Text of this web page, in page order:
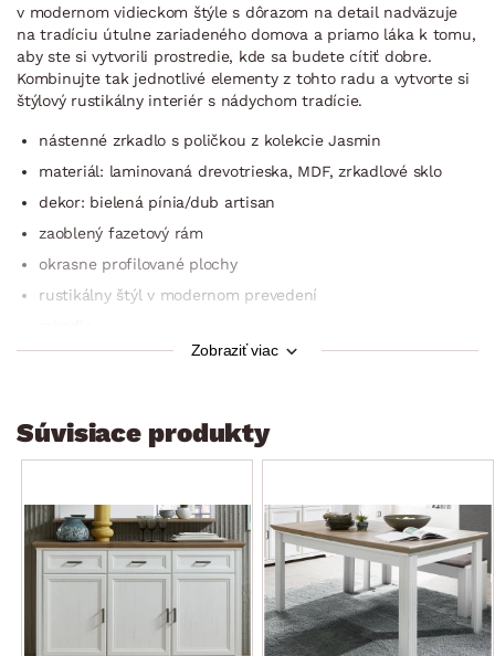
v modernom vidieckom štýle s dôrazom na detail nadväzuje
na tradíciu útulne zariadeného domova a priamo láka k tomu,
aby ste si vytvorili prostredie, kde sa budete cítiť dobre.
Kombinujte tak jednotlivé elementy z tohto radu a vytvorte si
štýlový rustikálny interiér s nádychom tradície.
nástenné zrkadlo s poličkou z kolekcie Jasmin
materiál: laminovaná drevotrieska, MDF, zrkadlové sklo
dekor: bielená pínia/dub artisan
zaoblený fazetový rám
okrasne profilované plochy
rustikálny štýl v modernom prevedení
1× polica (odporúčaná nosnosť do 3 kg)
dodávané v demonte
Zobraziť viac
Súvisiace produkty